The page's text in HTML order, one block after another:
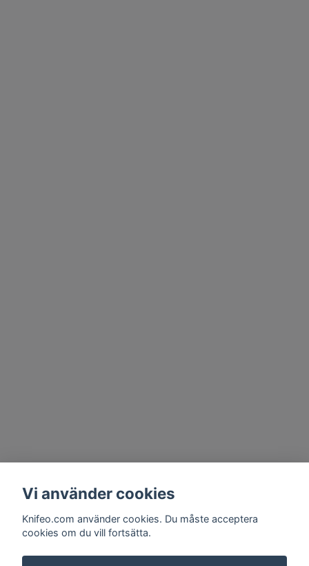
Vi använder cookies
Knifeo.com använder cookies. Du måste acceptera
cookies om du vill fortsätta.